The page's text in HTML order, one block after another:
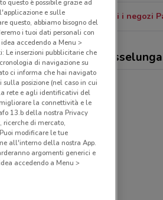
Tutti i negozi
Parafarmacia
questo è possibile grazie ad
e sulle
questo, abbiamo bisogno del
i tuoi dati personali con
accedendo a Menu >
Le inserzioni pubblicitarie che
di navigazione su
ci informa che hai navigato
posizione (nel caso in cui
rete e agli identificativi del
migliorare la connettività e le
13.b della nostra Privacy
ricerche di mercato,
modificare le tue
all'interno della nostra App.
argomenti generici e
accedendo a Menu >